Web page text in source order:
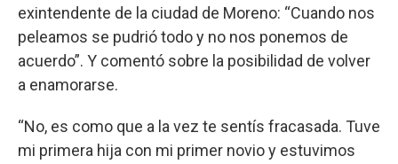
exintendente de la ciudad de Moreno: “Cuando nos
peleamos se pudrió todo y no nos ponemos de
acuerdo”. Y comentó sobre la posibilidad de volver
a enamorarse.
“No, es como que a la vez te sentís fracasada. Tuve
mi primera hija con mi primer novio y estuvimos